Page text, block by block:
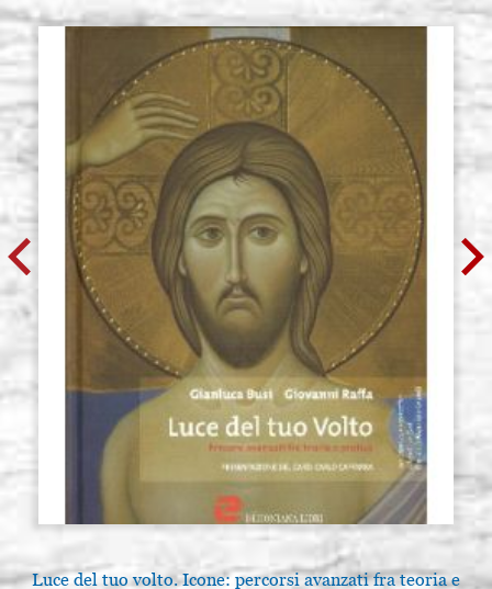
Luce del tuo volto. Icone: percorsi avanzati fra teoria e